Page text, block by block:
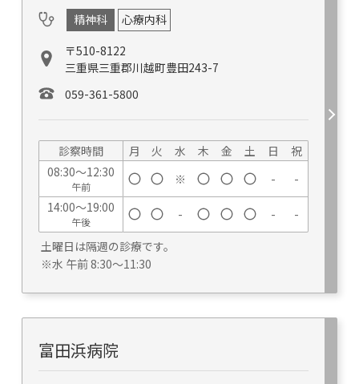
精神科
心療内科
〒510-8122
三重県三重郡川越町豊田243-7
059-361-5800
土曜日は隔週の診療です。
※水 午前 8:30～11:30
診察時間 月 火 水 木 金 土 日
祝
08:30～12:30
午前 ※ -
-
14:00～19:00
午後 - - -
富田浜病院